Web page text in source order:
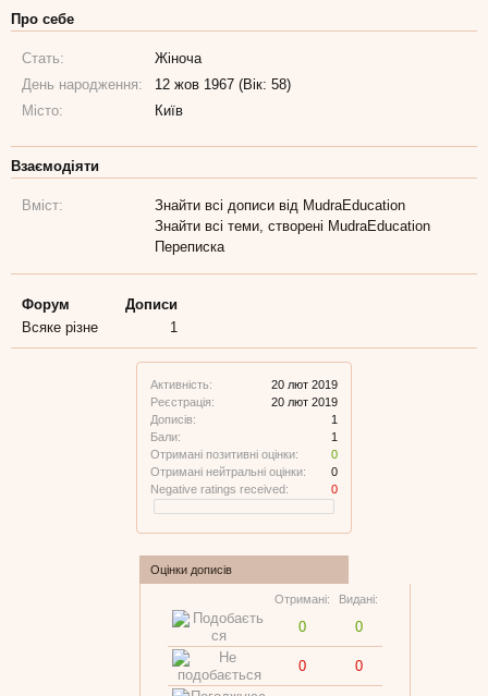
Активність:
20 лют 2019
Реєстрація:
20 лют 2019
Дописів:
1
Бали:
1
Отримані позитивні оцінки:
0
Отримані нейтральні оцінки:
0
Negative ratings received:
0
Оцінки дописів
Отримані: Видані:
0 0
0 0
Про себе
Стать:
Жіноча
День народження:
12 жов 1967 (Вік: 58)
Місто:
Київ
Взаємодіяти
Вміст:
Знайти всі дописи від MudraEducation
Знайти всі теми, створені MudraEducation
Переписка
Форум
Дописи
Всяке різне
1